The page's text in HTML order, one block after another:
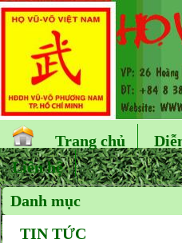
Trang chủ
Liên hệ
Danh mục
TIN TỨC